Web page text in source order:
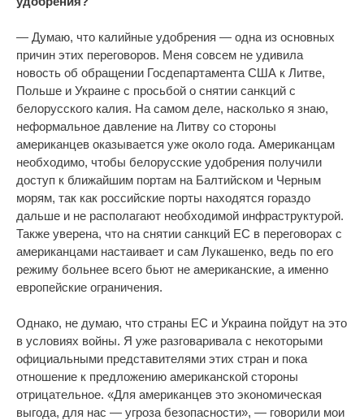
— Думаю, что калийные удобрения — одна из основных
причин этих переговоров. Меня совсем не удивила
новость об обращении Госдепартамента США к Литве,
Польше и Украине с просьбой о снятии санкций с
белорусского калия. На самом деле, насколько я знаю,
неформальное давление на Литву со стороны
американцев оказывается уже около года. Американцам
необходимо, чтобы белорусские удобрения получили
доступ к ближайшим портам на Балтийском и Черным
морям, так как российские порты находятся гораздо
дальше и не располагают необходимой инфраструктурой.
Также уверена, что на снятии санкций ЕС в переговорах с
американцами настаивает и сам Лукашенко, ведь по его
режиму больнее всего бьют не американские, а именно
европейские ограничения.
Однако, не думаю, что страны ЕС и Украина пойдут на это
в условиях войны. Я уже разговаривала с некоторыми
официальными представителями этих стран и пока
отношение к предложению американской стороны
отрицательное. «Для американцев это экономическая
выгода, для нас — угроза безопасности», — говорили мои